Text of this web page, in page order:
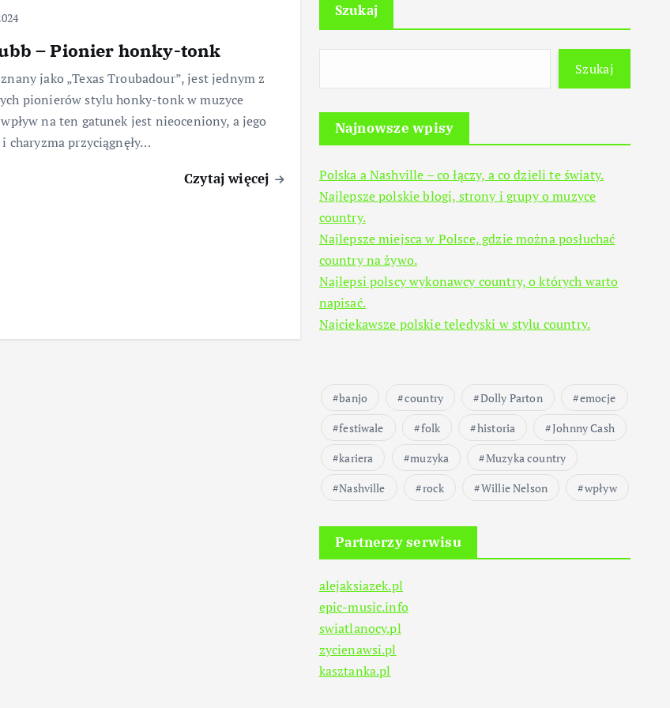
– Pionier honky-tonk
jako „Texas Troubadour”, jest jednym z
pionierów stylu honky-tonk w muzyce
na ten gatunek jest nieoceniony, a jego
charyzma przyciągnęły…
Czytaj więcej
Szukaj
Szukaj
Najnowsze wpisy
Polska a Nashville – co łączy, a co dzieli te światy.
Najlepsze polskie blogi, strony i grupy o muzyce
country.
Najlepsze miejsca w Polsce, gdzie można posłuchać
country na żywo.
Najlepsi polscy wykonawcy country, o których warto
napisać.
Najciekawsze polskie teledyski w stylu country.
banjo country Dolly Parton
emocje
festiwale
folk historia
Johnny Cash
kariera
muzyka
Muzyka country
Nashville
rock Willie Nelson wpływ
Partnerzy serwisu
alejaksiazek.pl
epic-music.info
swiatlanocy.pl
zycienawsi.pl
kasztanka.pl